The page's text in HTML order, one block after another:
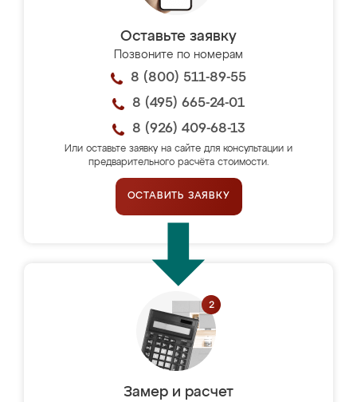
Оставьте заявку
Позвоните по номерам
8 (800) 511-89-55
8 (495) 665-24-01
8 (926) 409-68-13
Или оставьте заявку на сайте для консультации и
предварительного расчёта стоимости.
ОСТАВИТЬ ЗАЯВКУ
Замер и расчет